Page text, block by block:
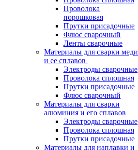
Проволока
порошковая
Прутки присадочные
Флюс сварочный
Ленты сварочные
Материалы для сварки меди
и ее сплавов
Электроды сварочные
Проволока сплошная
Прутки присадочные
Флюс сварочный
Материалы для сварки
алюминия и его сплавов
Электроды сварочные
Проволока сплошная
Прутки присадочные
Материалы для наплавки и